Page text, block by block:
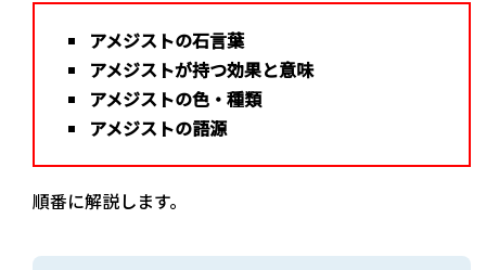
アメジストの石言葉
アメジストが持つ効果と意味
アメジストの色・種類
アメジストの語源
順番に解説します。